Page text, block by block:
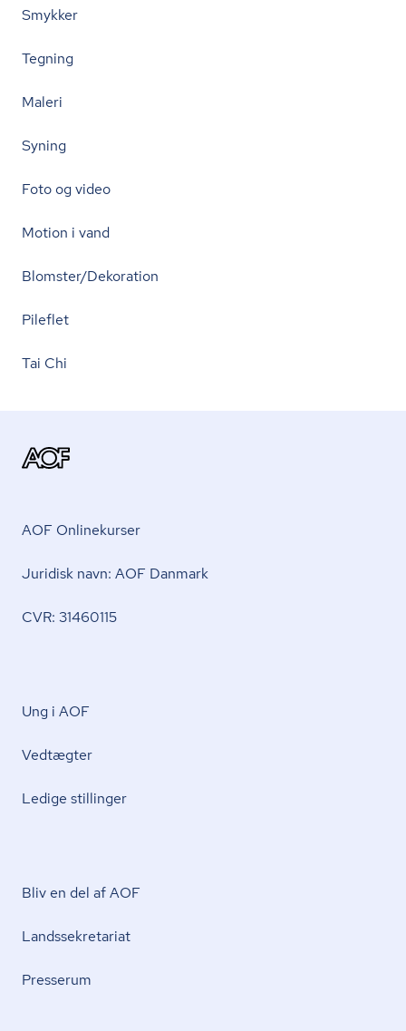
Smykker
Tegning
Maleri
Syning
Foto og video
Motion i vand
Blomster/Dekoration
Pileflet
Tai Chi
AOF Onlinekurser
Juridisk navn: AOF Danmark
CVR: 31460115
Ung i AOF
Vedtægter
Ledige stillinger
Bliv en del af AOF
Lands­se­kre­ta­ri­at
Presserum